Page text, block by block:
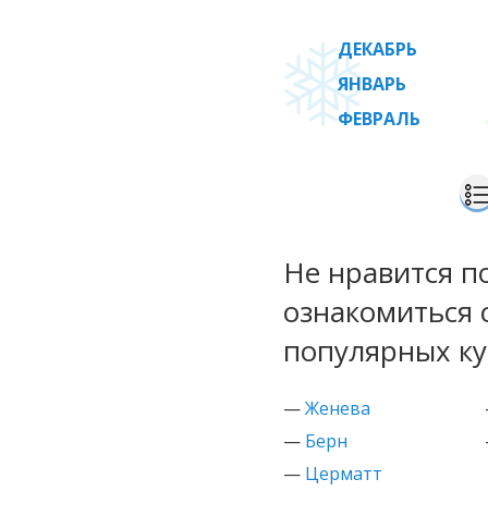
ДЕКАБРЬ
ЯНВАРЬ
ФЕВРАЛЬ
Не нравится
популярных
—Женева
— Берн
— Церматт